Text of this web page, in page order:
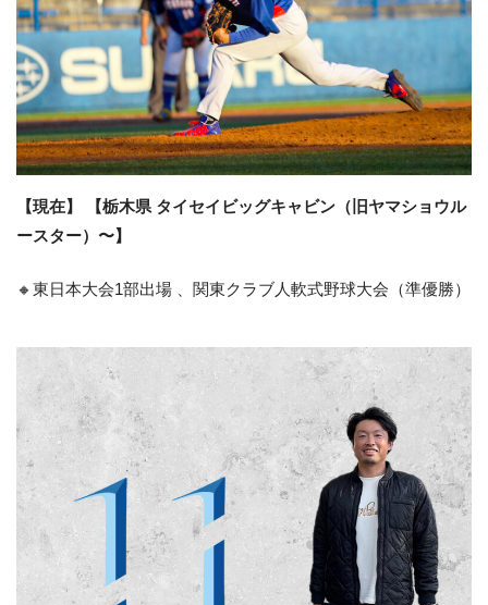
【現在】 【栃木県 タイセイビッグキャビン（旧ヤマショウル
ースター）〜】
🔸東日本大会1部出場 、関東クラブ人軟式野球大会（準優勝）